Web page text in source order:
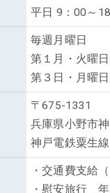
平日 9：00～
毎週月曜日
第１月・火曜
第３日・月曜
〒675-1331
兵庫県小野市
神戸電鉄粟生
・交通費支給
・慰安旅行